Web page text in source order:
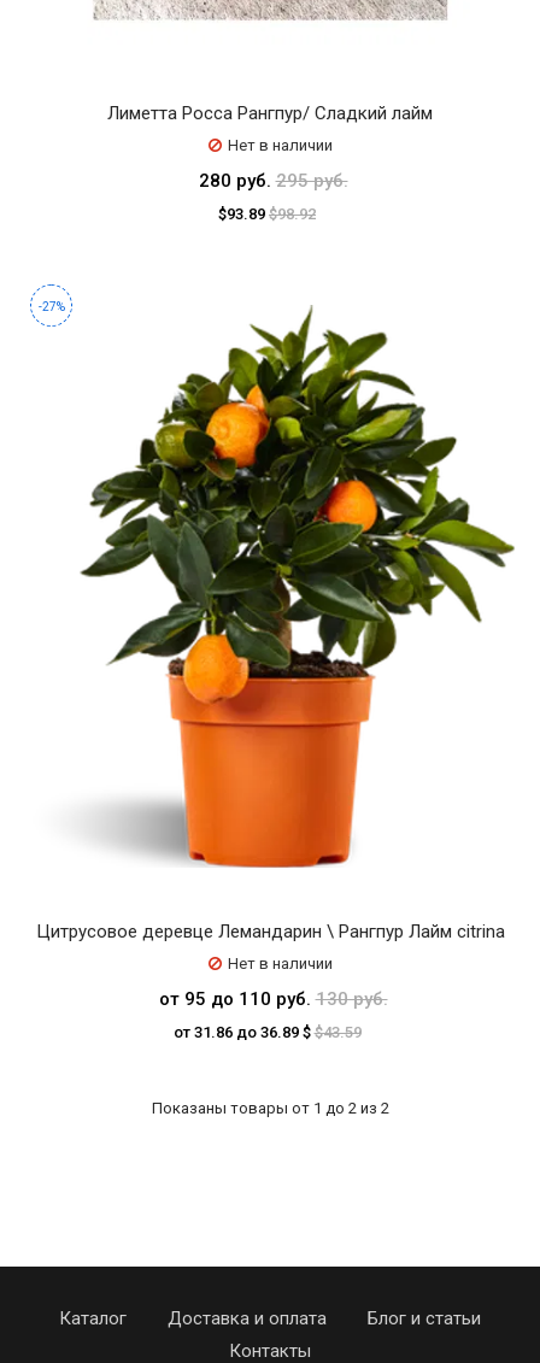
Лиметта Росса Рангпур/ Сладкий лайм
Нет в наличии
280 руб.295 руб.
$93.89 $98.92
-27%
Цитрусовое деревце Лемандарин \ Рангпур Лайм citrina
Нет в наличии
от 95 до 110 руб.130 руб.
от 31.86 до 36.89 $$43.59
Показаны товары от 1 до 2 из 2
Каталог Доставка и оплата
Блог и статьи
Контакты